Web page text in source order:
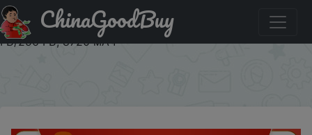
Придбати Планшет Xiaomi Pad 5, Snapdragon 860, 120
Гц, 11 дюймов, WQHD +, 2,5 K, ЖК-дисплей, 6 ГБ, 128
ГБ/256 ГБ, 8720 мАч
ChinaGoodBuy